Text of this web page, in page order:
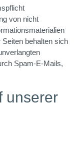
von nicht
behalten sich
Spam-E-Mails,
unserer